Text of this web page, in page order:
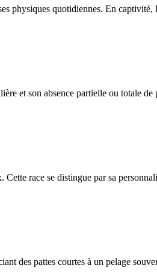
physiques quotidiennes. En
et son absence partielle ou totale
race se distingue par sa
des pattes courtes à un pelage